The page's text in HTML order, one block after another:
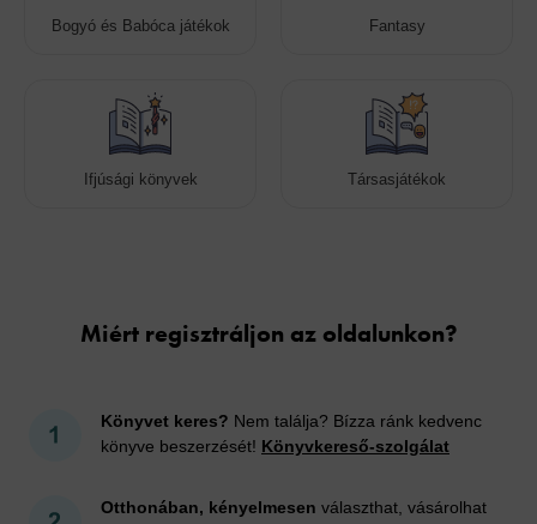
Bogyó és Babóca játékok Fantasy
Ifjúsági könyvek Társasjátékok
Miért regisztráljon az oldalunkon?
Könyvet keres? Nem találja? Bízza ránk kedvenc
könyve beszerzését! Könyvkereső-szolgálat
Otthonában, kényelmesen választhat, vásárolhat